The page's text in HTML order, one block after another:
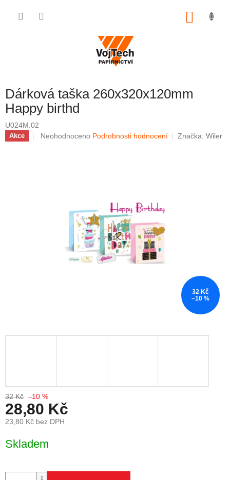
Dárková taška 260x320x120mm
Happy birthd
U024M.02
Akce Průměrné hodnocení produktu je 0,0 z 5 hvězdiček.
Neohodnoceno Podrobnosti hodnocení Značka: Wiler
32 Kč
–10 %
32 Kč –10 %
28,80 Kč
23,80 Kč bez DPH
Skladem